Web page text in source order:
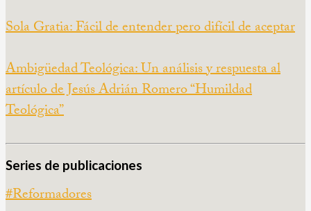
Sola Gratia: Fácil de entender pero difícil de aceptar
Ambigüedad Teológica: Un análisis y respuesta al
artículo de Jesús Adrián Romero “Humildad
Teológica”
Series de publicaciones
#Reformadores